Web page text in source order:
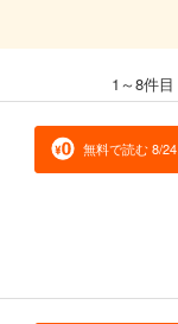
1～8件目
無料で読む 8/24